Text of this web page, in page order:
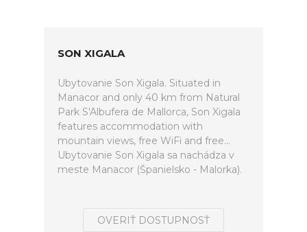
SON XIGALA
Ubytovanie Son Xigala. Situated in
Manacor and only 40 km from Natural
Park S'Albufera de Mallorca, Son Xigala
features accommodation with
mountain views, free WiFi and free...
Ubytovanie Son Xigala sa nachádza v
meste Manacor (Španielsko - Malorka).
OVERIŤ DOSTUPNOSŤ